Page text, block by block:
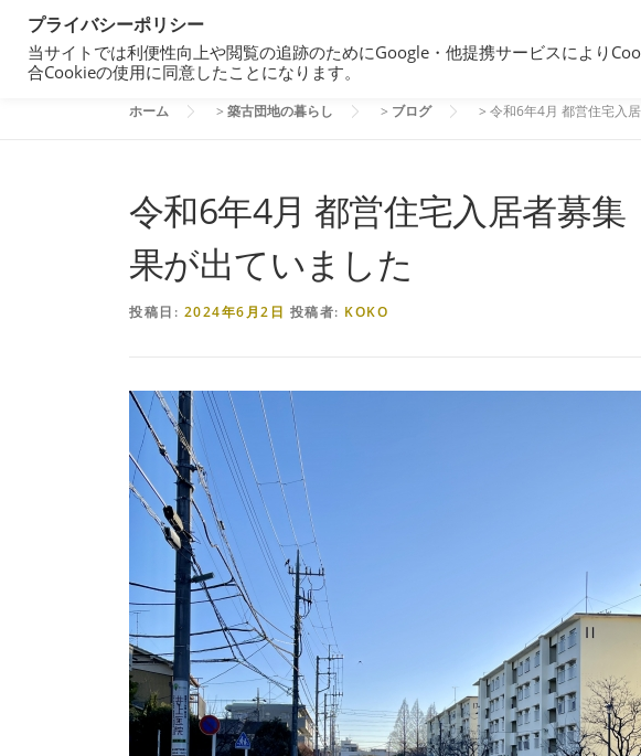
都営住宅・団地暮らしブログ
東京都内の昭和40年代築の団地で暮らす
ホーム > 築古団地の暮らし > ブログ > 令和6年4月 都営住宅入
令和6年4月 都営住宅入居者募
果が出ていました
投稿日: 2024年6月2日 投稿者: KOKO
プライバシーポリシー
当サイトでは利便性向上や閲覧の追跡のためにGoogle・他提携サービスにより
合Cookieの使用に同意したことになります。